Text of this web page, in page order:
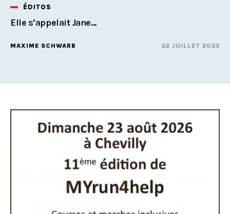
ÉDITOS
Elle s’appelait Jane...
MAXIME SCHWARB 22 JUILLET 2023